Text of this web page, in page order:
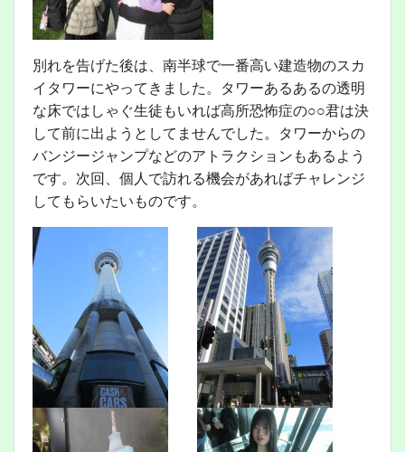
別れを告げた後は、南半球で一番高い建造物のスカ
イタワーにやってきました。タワーあるあるの透明
な床ではしゃぐ生徒もいれば高所恐怖症の○○君は決
して前に出ようとしてませんでした。タワーからの
バンジージャンプなどのアトラクションもあるよう
です。次回、個人で訪れる機会があればチャレンジ
してもらいたいものです。